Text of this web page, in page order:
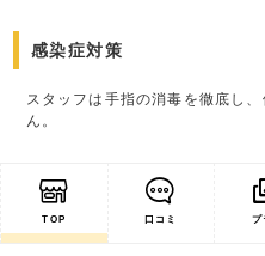
感染症対策
スタッフは手指の消毒を徹底し
ん。
TOP 口コミ プ